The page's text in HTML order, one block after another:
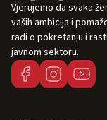
Vjerujemo da svaka
vaših ambicija i
radi o pokretanju i
javnom sektoru.